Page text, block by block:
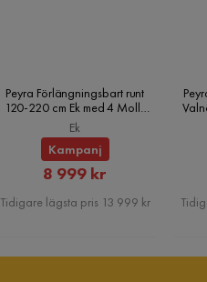
Gul
Peyra Förlängningsbart runt
120-220 cm Ek med 4 Molly
Matstolar, Ek
Ek
Kampanj
Rabatterat
Pris
8 999 kr
Tidigare lägsta pris 13 999 kr